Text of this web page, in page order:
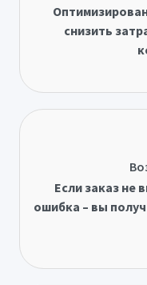
снизить
Если заказ не
ошибка – вы